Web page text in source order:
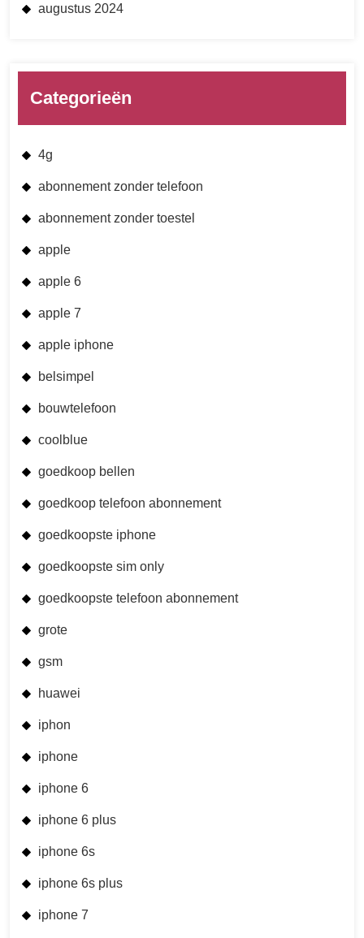
augustus 2024
Categorieën
4g
abonnement zonder telefoon
abonnement zonder toestel
apple
apple 6
apple 7
apple iphone
belsimpel
bouwtelefoon
coolblue
goedkoop bellen
goedkoop telefoon abonnement
goedkoopste iphone
goedkoopste sim only
goedkoopste telefoon abonnement
grote
gsm
huawei
iphon
iphone
iphone 6
iphone 6 plus
iphone 6s
iphone 6s plus
iphone 7